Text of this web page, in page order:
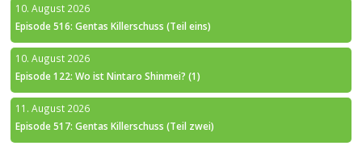
10. August 2026
Episode 516: Gentas Killerschuss (Teil eins)
10. August 2026
Episode 122: Wo ist Nintaro Shinmei? (1)
11. August 2026
Episode 517: Gentas Killerschuss (Teil zwei)